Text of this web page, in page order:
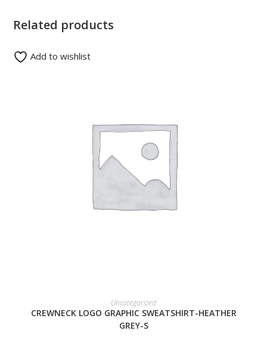
Related products
READ MORE
Uncategorized
CREWNECK LOGO GRAPHIC SWEATSHIRT-HEATHER
GREY-S
Add to wishlist